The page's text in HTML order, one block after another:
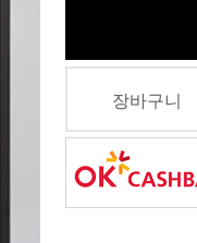
장바구니